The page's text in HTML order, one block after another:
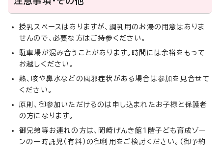
授乳スペースはありますが、調乳用のお湯の用意はありま
せんので、必要な方はご持参ください。
駐車場が混み合うことがあります。時間には余裕をもって
お越しください。
熱、咳や鼻水などの風邪症状がある場合は参加を見合せて
ください。
原則、御参加いただけるのは申し込まれたお子様と保護者
の方になります。
御兄弟等お連れの方は、岡崎げんき館1階子ども育成ゾー
ンの一時託児（有料）の御利用をご検討ください。（御予約